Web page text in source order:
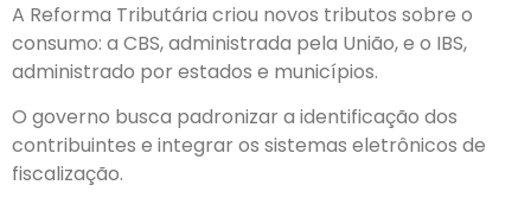
A Reforma Tributária criou novos tributos sobre o
consumo: a CBS, administrada pela União, e o IBS,
administrado por estados e municípios.
O governo busca padronizar a identificação dos
contribuintes e integrar os sistemas eletrônicos de
fiscalização.